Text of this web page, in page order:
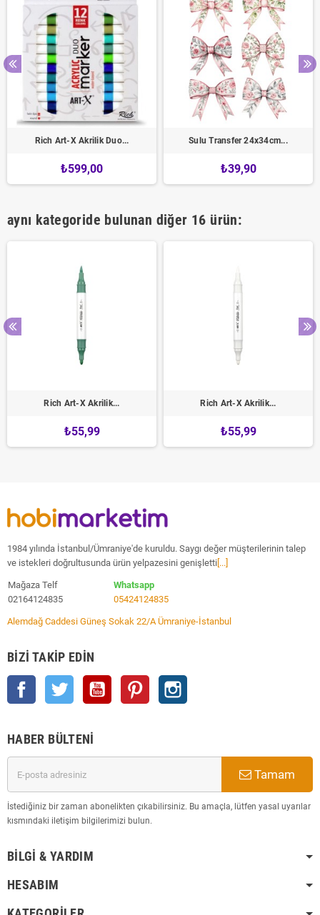
Rich Art-X Akrilik Duo...
₺599,00
Sulu Transfer 24x34cm...
₺39,90
aynı kategoride bulunan diğer 16 ürün:
Rich Art-X Akrilik...
₺55,99
Rich Art-X Akrilik...
₺55,99
1984 yılında İstanbul/Ümraniye'de kuruldu. Saygı değer müşterilerinin talep
ve istekleri doğrultusunda ürün yelpazesini genişletti [...]
Mağaza Telf
02164124835
Whatsapp
05424124835
Alemdağ Caddesi Güneş Sokak 22/A Ümraniye-İstanbul
BIZI TAKIP EDIN
Facebook Twitter YouTube Pinterest
HABER BÜLTENI
Tamam
İstediğiniz bir zaman abonelikten çıkabilirsiniz. Bu amaçla, lütfen yasal uyarılar
kısmındaki iletişim bilgilerimizi bulun.
BILGI & YARDIM
HESABIM